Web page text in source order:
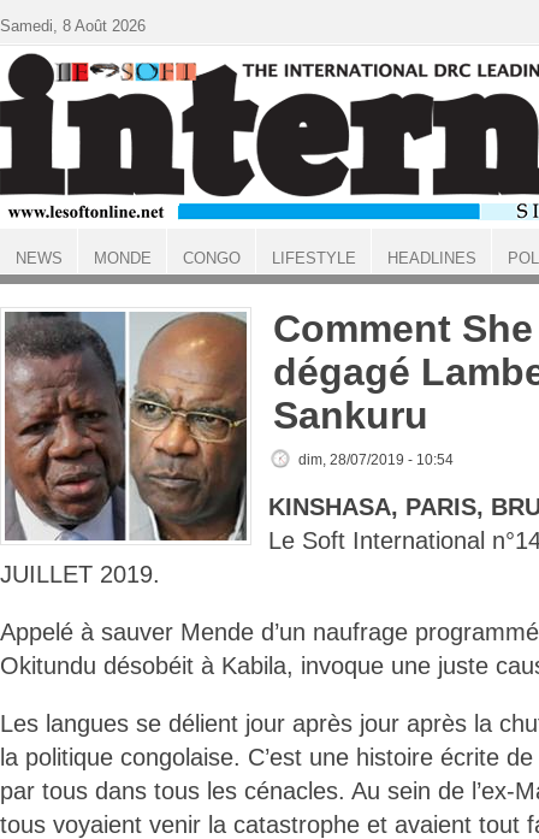
ACCUEIL
Comment
dégagé
Sankuru
dim, 28/07/2019 - 10:54
KINSHASA, PARIS,
Le Soft International
JUILLET 2019.
Appelé à sauver Mende d’un naufrage
Okitundu désobéit à Kabila, invoque une juste
Les langues se délient jour après jour après la
la politique congolaise. C’est une histoire écrite
par tous dans tous les cénacles. Au sein de l’ex-
tous voyaient venir la catastrophe et avaient tout
Samedi, 8 Août 2026
NEWS MONDE CONGO LIFESTYLE HEADLINES